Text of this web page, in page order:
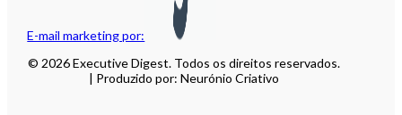
E-mail marketing por:
© 2026 Executive Digest. Todos os direitos reservados.
| Produzido por: Neurónio Criativo